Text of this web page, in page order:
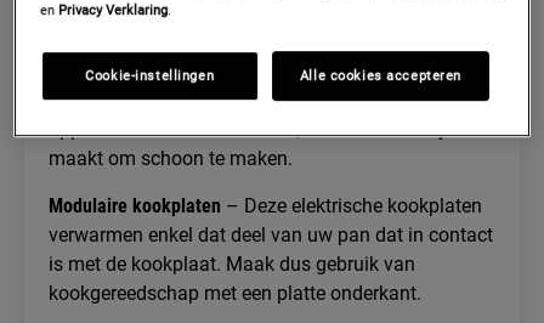
Gaskookplaten– Tonen de temperatuurwijzigingen
die u maakt door de grootte van hun blauwe vlam.
Vitrokeramische kookplaten – Hebben een mooi glad
oppervlak boven de hittebron, wat het makkelijker
maakt om schoon te maken.
Modulaire kookplaten – Deze elektrische kookplaten
verwarmen enkel dat deel van uw pan dat in contact
is met de kookplaat. Maak dus gebruik van
kookgereedschap met een platte onderkant.
en Privacy Verklaring.
Cookie-instellingen Alle cookies accepteren